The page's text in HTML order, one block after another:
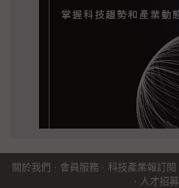
關於我們 · 會員服務 · 科技產業報訂閱
· 人才招募